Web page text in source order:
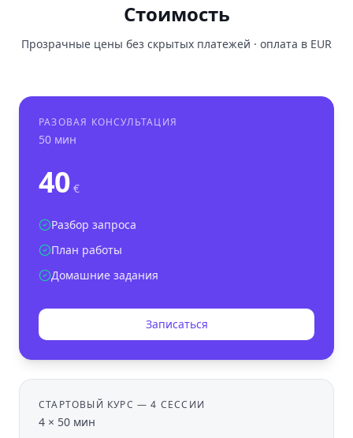
Стоимость
Прозрачные цены без скрытых платежей · оплата в EUR
РАЗОВАЯ КОНСУЛЬТАЦИЯ
50 мин
40 €
Разбор запроса
План работы
Домашние задания
Записаться
СТАРТОВЫЙ КУРС — 4 СЕССИИ
4 × 50 мин